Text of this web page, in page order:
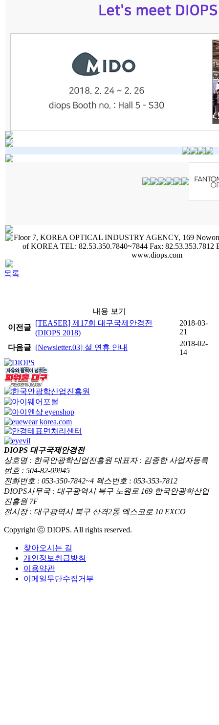
목록
내용 보기
이전글
[TEASER] 제17회 대구국제안경전
(DIOPS 2018)
2018-03-
21
다음글 [Newsletter.03] 설 연휴 안내
2018-02-
14
DIOPS 대구국제안경전
상호명 : 한국안광학산업진흥원 대표자 : 김종한 사업자등록
번호 : 504-82-09945
전화번호 : 053-350-7842~4 팩스번호 : 053-353-7812
DIOPS사무국 : 대구광역시 북구 노원로 169 한국안광학산업
진흥원 7F
전시장 : 대구광역시 북구 산격2동 엑스코로 10 EXCO
Copyright ⓒ DIOPS. All rights reserved.
찾아오시는 길
개인정보취급방침
이용약관
이메일무단수집거부